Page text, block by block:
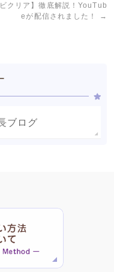
ビクリア】徹底解説！YouTub
eが配信されました！
→
ブログ